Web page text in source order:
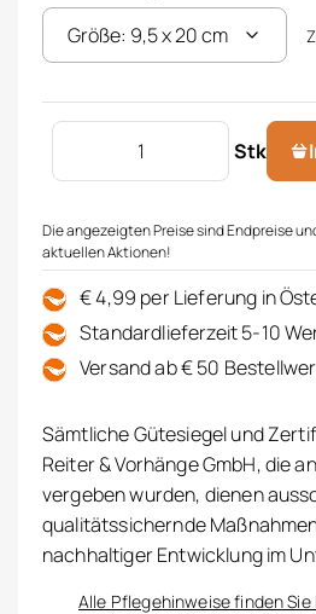
Stk
OLPHACTORY Raumspray
Die angezeigten Preise sind Endpreise
aktuellen Aktionen!
€ 4,99 per Lieferung in
Standardlieferzeit 5-10
Versand ab € 50
Sämtliche Gütesiegel und
Reiter & Vorhänge GmbH, die
vergeben wurden, dienen
qualitätssichernde
nachhaltiger Entwicklung im
Alle Pflegehinweise finden Sie